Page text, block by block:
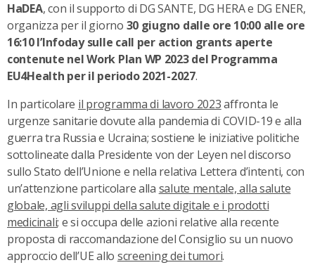
HaDEA, con il supporto di DG SANTE, DG HERA e DG ENER,
organizza per il giorno 30 giugno dalle ore 10:00 alle ore
16:10 l’Infoday sulle call per action grants aperte
contenute nel Work Plan WP 2023 del Programma
EU4Health per il periodo 2021-2027.
In particolare il programma di lavoro 2023affronta le
urgenze sanitarie dovute alla pandemia di COVID-19 e alla
guerra tra Russia e Ucraina; sostiene le iniziative politiche
sottolineate dalla Presidente von der Leyen nel discorso
sullo Stato dell’Unione e nella relativa Lettera d’intenti, con
un’attenzione particolare alla salute mentale, alla salute
globale, agli sviluppi della salute digitale e i prodotti
medicinali; e si occupa delle azioni relative alla recente
proposta di raccomandazione del Consiglio su un nuovo
approccio dell’UE allo screening dei tumori.